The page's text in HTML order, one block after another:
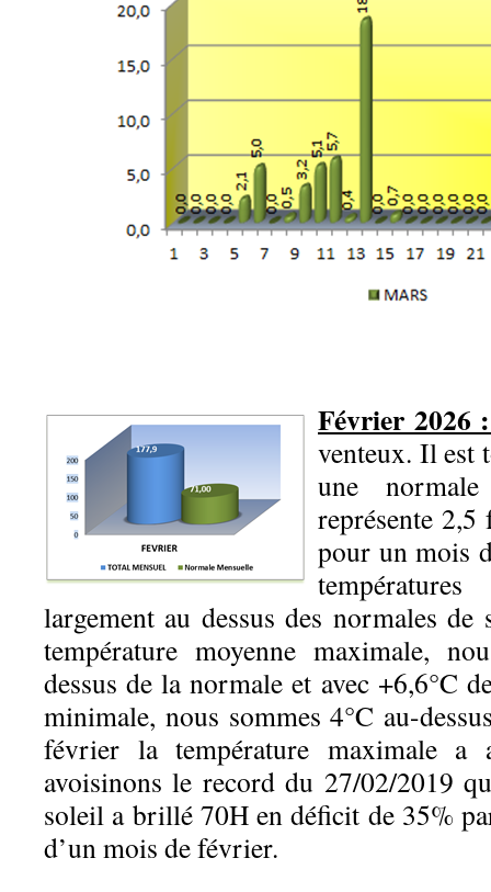
Février
venteux. Il est
une
représente
pour un mois
largement au dessus des normales de
température moyenne maximale,
dessus de la normale et avec +6,6°C
minimale, nous sommes 4°C au-
février la température maximale a
avoisinons le record du 27/02/2019
soleil a brillé 70H en déficit de 35%
d’un mois de février.